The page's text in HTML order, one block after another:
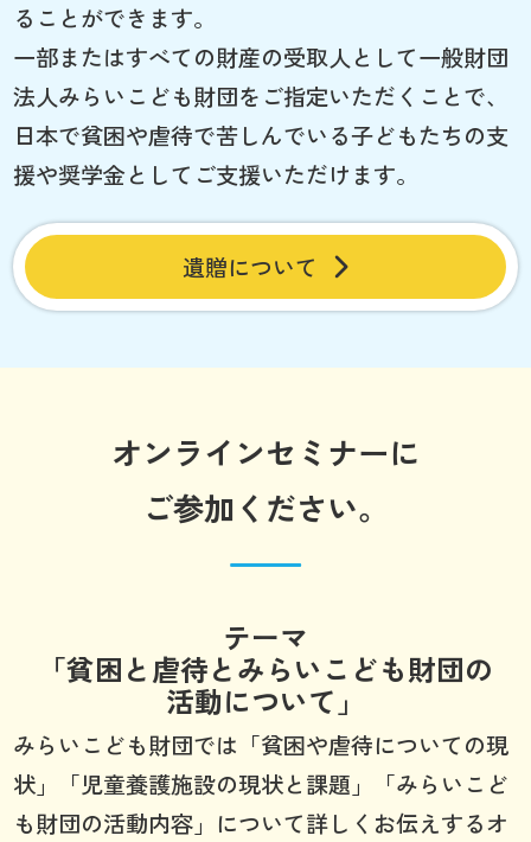
ることができます。
一部またはすべての財産の受取人として一般財団
法人みらいこども財団をご指定いただくことで、
日本で貧困や虐待で苦しんでいる子どもたちの支
援や奨学金としてご支援いただけます。
遺贈について
オンラインセミナーに
ご参加ください。
テーマ
「貧困と虐待とみらいこども財団の
活動について」
みらいこども財団では「貧困や虐待についての現
状」「児童養護施設の現状と課題」「みらいこど
も財団の活動内容」について詳しくお伝えするオ